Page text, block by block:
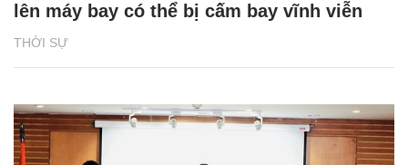
THỜI SỰ
lên máy bay có thể bị cấm bay vĩnh viễn